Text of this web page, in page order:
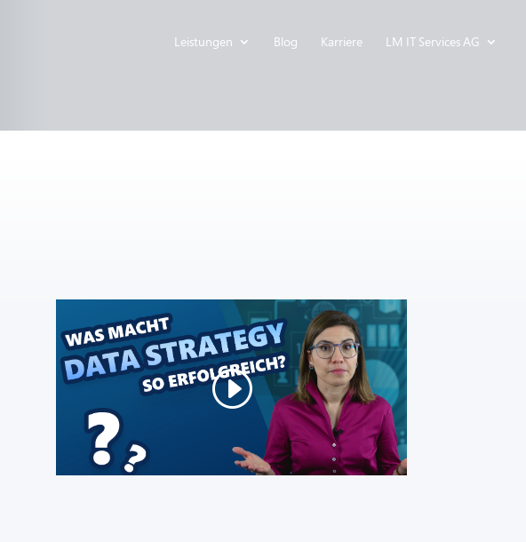
Leistungen Blog Karriere LM IT Services AG